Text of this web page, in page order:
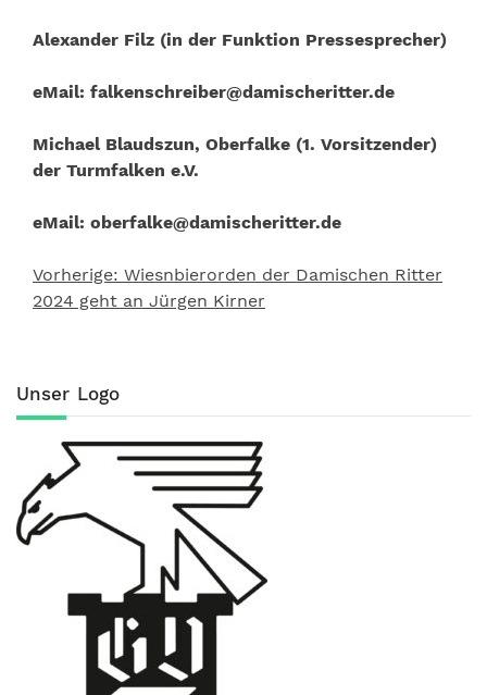
Alexander Filz (in der Funktion Pressesprecher)
eMail: falkenschreiber@damischeritter.de
Michael Blaudszun, Oberfalke (1. Vorsitzender)
der Turmfalken e.V.
eMail: oberfalke@damischeritter.de
Beitragsnavigation
Vorherige: Wiesnbierorden der Damischen Ritter
2024 geht an Jürgen Kirner
Unser Logo